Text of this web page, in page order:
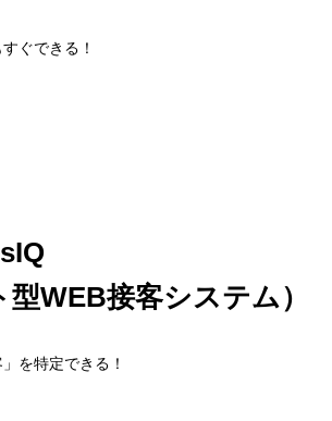
ぐできる！
型WEB接客システム）
を特定できる！